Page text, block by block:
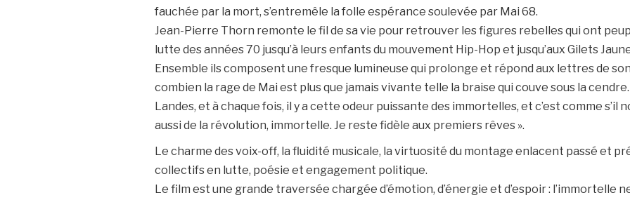
fauchée par la mort, s’entremêle la folle espérance soulevée par Mai 68.
Jean-Pierre Thorn remonte le fil de sa vie pour retrouver les figures rebelles qui ont
lutte des années 70 jusqu’à leurs enfants du mouvement Hip-Hop et jusqu’aux Gilets
Ensemble ils composent une fresque lumineuse qui prolonge et répond aux lettres de
combien la rage de Mai est plus que jamais vivante telle la braise qui couve sous la
Landes, et à chaque fois, il y a cette odeur puissante des immortelles, et c’est comme s’il
aussi de la révolution, immortelle. Je reste fidèle aux premiers rêves ».
Le charme des voix-off, la fluidité musicale, la virtuosité du montage enlacent passé et
collectifs en lutte, poésie et engagement politique.
Le film est une grande traversée chargée d’émotion, d’énergie et d’espoir : l’immortelle